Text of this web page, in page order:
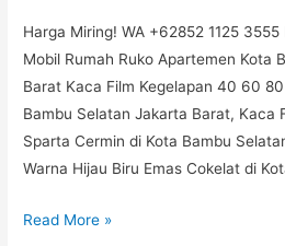
Harga Miring! WA +62852 1125
Mobil Rumah Ruko Apartemen Kota
Barat Kaca Film Kegelapan 40 60
Bambu Selatan Jakarta Barat, Kaca
Sparta Cermin di Kota Bambu
Warna Hijau Biru Emas Cokelat di
Jasa
Read More »